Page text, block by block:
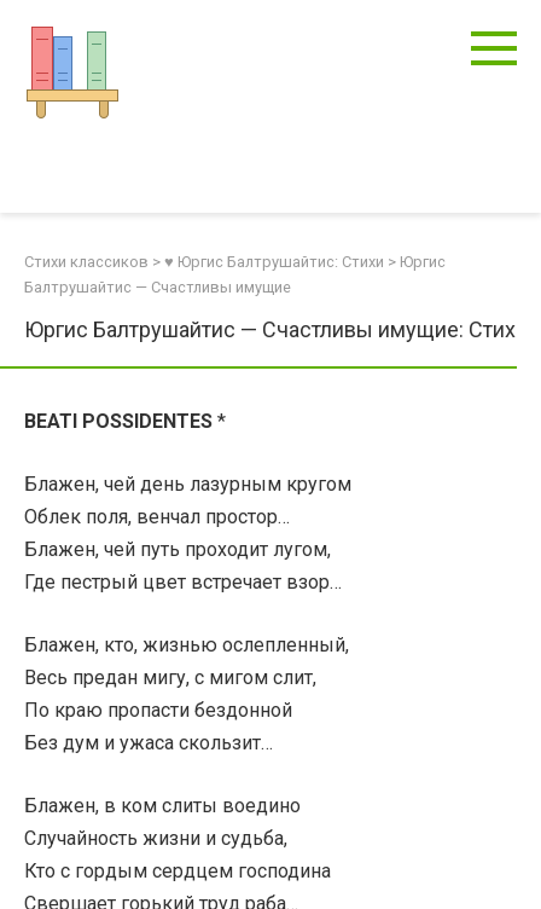
контенту
Стихи классиков > ♥ Юргис Балтрушайтис: Стихи > Юргис
Балтрушайтис — Счастливы имущие
Юргис Балтрушайтис — Счастливы имущие: Стих
BEATI POSSIDENTES *
Блажен, чей день лазурным кругом
Облек поля, венчал простор…
Блажен, чей путь проходит лугом,
Где пестрый цвет встречает взор…
Блажен, кто, жизнью ослепленный,
Весь предан мигу, с мигом слит,
По краю пропасти бездонной
Без дум и ужаса скользит…
Блажен, в ком слиты воедино
Случайность жизни и судьба,
Кто с гордым сердцем господина
Свершает горький труд раба…